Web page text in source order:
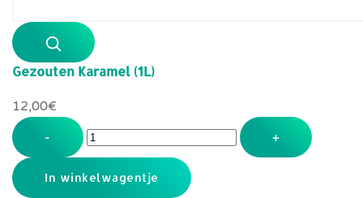
Gezouten Karamel (1L)
12,00‎€
- +